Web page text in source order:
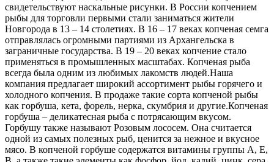
свидетельствуют наскальные рисунки. В России копчением
рыбы для торговли первыми стали заниматься жители
Новгорода в 13 – 14 столетиях. В 16 – 17 веках копченая семга
отправлялась огромными партиями из Архангельска в
заграничные государства. В 19 – 20 веках копчение стало
применяться в промышленных масштабах. Копченая рыба
всегда была одним из любимых лакомств людей.Наша
компания предлагает широкий ассортимент рыбы горячего и
холодного копчения. В продаже такие сорта копченой рыбы
как горбуша, кета, форель, нерка, скумбрия и другие.Копченая
горбуша – деликатесная рыба с потрясающим вкусом.
Горбушу также называют Розовым лососем. Она считается
одной из самых полезных рыб, ценится за нежное и вкусное
мясо. В копченой горбуше содержатся витамины группы А, Е,